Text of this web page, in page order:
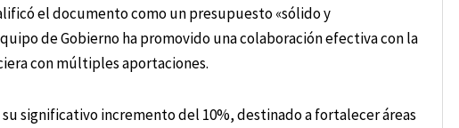
el documento como un presupuesto «sólido y
de Gobierno ha promovido una colaboración efectiva con la
con múltiples aportaciones.
significativo incremento del 10%, destinado a fortalecer áreas